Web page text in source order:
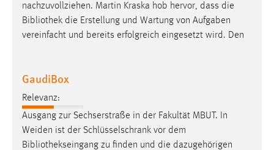
nachzuvollziehen. Martin Kraska hob hervor, dass die
Bibliothek die Erstellung und Wartung von Aufgaben
vereinfacht und bereits erfolgreich eingesetzt wird. Den
GaudiBox
Relevanz:
Ausgang zur Sechserstraße in der Fakultät MBUT. In
Weiden ist der Schlüsselschrank vor dem
Bibliothekseingang zu finden und die dazugehörigen
5e9dbeb1811c0446 = Sitzungslaufzeit, mibew_locale = 3
Jahre, MIBEW_UserID = 1 Jahr
Name:
fe_user, be_user, be_lastLoginProvider
Zweck:
Dieser Cookie ist notwendig um sich an der Website
einloggen zu können.